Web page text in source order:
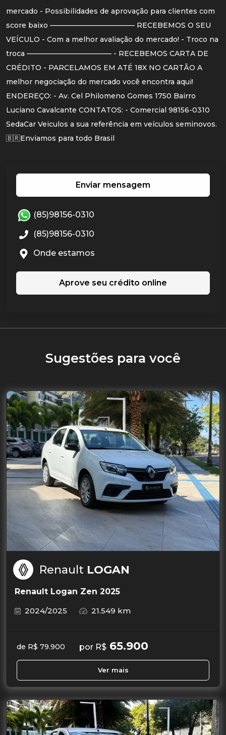
mercado - Possibilidades de aprovação para clientes com
score baixo ———————————— RECEBEMOS O SEU
VEÍCULO - Com a melhor avaliação do mercado! - Troco na
troca ———————————— - RECEBEMOS CARTA DE
CRÉDITO - PARCELAMOS EM ATÉ 18X NO CARTÃO A
melhor negociação do mercado você encontra aqui!
ENDEREÇO: - Av. Cel Philomeno Gomes 1750 Bairro
Luciano Cavalcante CONTATOS: - Comercial 98156-0310
SedaCar Veiculos a sua referência em veículos seminovos.
🇧🇷Enviamos para todo Brasil
Enviar mensagem
(85)98156-0310
(85)98156-0310
Onde estamos
Aprove seu crédito online
Sugestões para você
Renault LOGAN
Renault Logan Zen 2025
2024/2025
21.549 km
de R$ 79.900 por R$ 65.900
Ver mais